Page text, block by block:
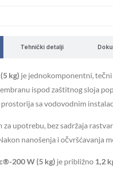
Tehnički detalji
kg) je jednokomponentni,
ispod zaštitnog sloja
sa vodovodnim
za upotrebu, bez sadržaja
nanošenja i očvršćavanja
200 W (5 kg) je približno 1,2